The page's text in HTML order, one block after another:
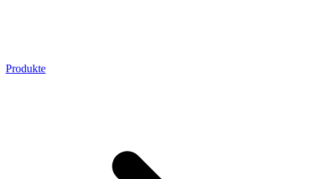
Produkte